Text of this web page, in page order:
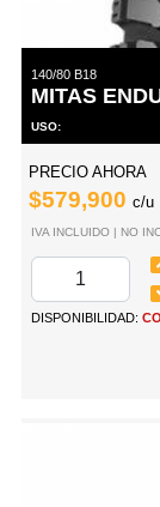
140/80 B18
MITAS
USO:
PRECIO AHORA
$579,900 c/u
IVA INCLUIDO | NO
DISPONIBILIDAD: